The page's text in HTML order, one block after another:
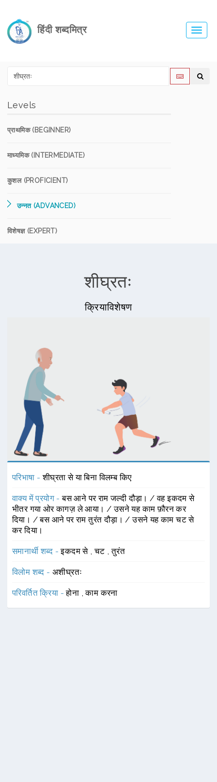
हिंदी शब्दमित्र
Levels
प्राथमिक (BEGINNER)
माध्यमिक (INTERMEDIATE)
कुशल (PROFICIENT)
उन्नत (ADVANCED)
विशेषज्ञ (EXPERT)
शीघ्रतः
क्रियाविशेषण
परिभाषा -शीघ्रता से या बिना विलम्ब किए
वाक्य में प्रयोग -बस आने पर राम जल्दी दौड़ा। / वह इकदम से
भीतर गया ओर कागज़ ले आया। / उसने यह काम फ़ौरन कर
दिया। / बस आने पर राम तुरंत दौड़ा। / उसने यह काम चट से
कर दिया।
समानार्थी शब्द -इकदम से ,चट ,तुरंत
विलोम शब्द - अशीघ्रतः
परिवर्तित क्रिया -होना ,काम करना